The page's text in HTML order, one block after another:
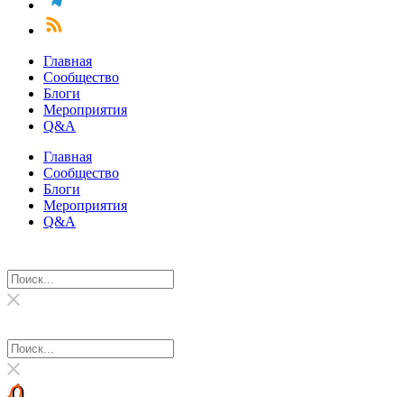
Главная
Сообщество
Блоги
Мероприятия
Q&A
Главная
Сообщество
Блоги
Мероприятия
Q&A